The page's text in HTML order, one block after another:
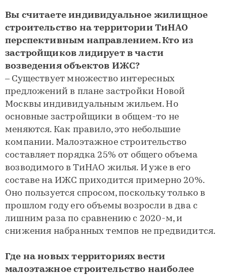
Вы считаете индивидуальное жилищное
строительство на территории ТиНАО
перспективным направлением. Кто из
застройщиков лидирует в части
возведения объектов ИЖС?
– Существует множество интересных
предложений в плане застройки Новой
Москвы индивидуальным жильем. Но
основные застройщики в общем-то не
меняются. Как правило, это небольшие
компании. Малоэтажное строительство
составляет порядка 25% от общего объема
возводимого в ТиНАО жилья. И уже в его
составе на ИЖС приходится примерно 20%.
Оно пользуется спросом, поскольку только в
прошлом году его объемы возросли в два с
лишним раза по сравнению с 2020-м, и
снижения набранных темпов не предвидится.
Где на новых территориях вести
малоэтажное строительство наиболее